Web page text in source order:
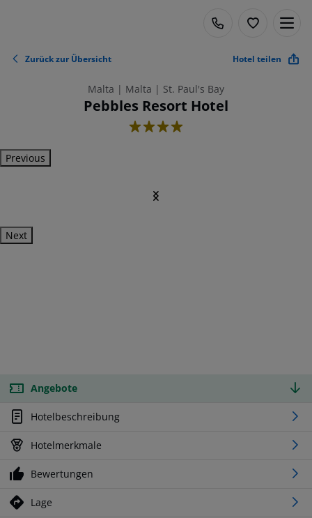
Zurück zur Übersicht Hotel teilen
Malta | Malta | St. Paul's Bay
Pebbles Resort Hotel
4
Previous
Next
Angebote
Hotelbeschreibung
Hotelmerkmale
Bewertungen
Lage